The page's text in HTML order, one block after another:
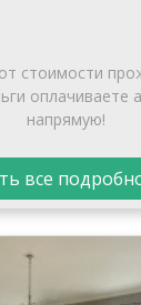
стоимости
оплачиваете
напрямую!
все